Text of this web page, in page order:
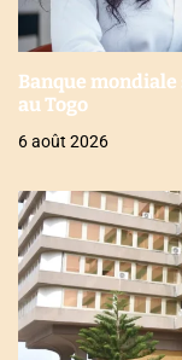
Banque
au Togo
6 août 2026